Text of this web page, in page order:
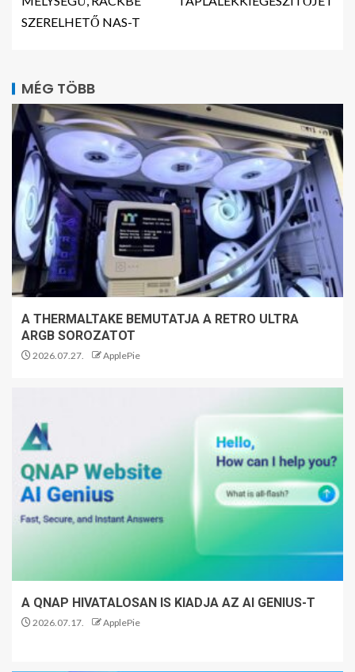
SZERELHETŐ NAS-T
MÉG TÖBB
A THERMALTAKE BEMUTATJA A RETRO ULTRA
ARGB SOROZATOT
2026.07.27. ApplePie
A QNAP HIVATALOSAN IS KIADJA AZ AI GENIUS-T
2026.07.17. ApplePie